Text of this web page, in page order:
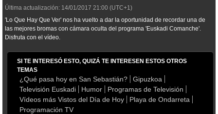
Última actualización: 14/01/2017 21:00 (UTC+1)
'Lo Que Hay Que Ver' nos ha vuelto a dar la oportunidad de recordar una de
las mejores bromas con cámara oculta del programa 'Euskadi Comanche'.
Disfruta con el vídeo.
SI TE INTERESÓ ESTO, QUIZÁ TE INTERESEN ESTOS OTROS
TEMAS
¿Qué pasa hoy en San Sebastián?
Gipuzkoa
Televisión Euskadi
Humor
Programas de Televisión
Vídeos más Vistos del Día de Hoy
Playa de Ondarreta
Programación TV